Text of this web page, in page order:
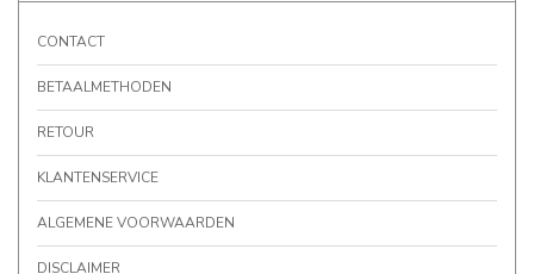
CONTACT
BETAALMETHODEN
RETOUR
KLANTENSERVICE
ALGEMENE VOORWAARDEN
DISCLAIMER